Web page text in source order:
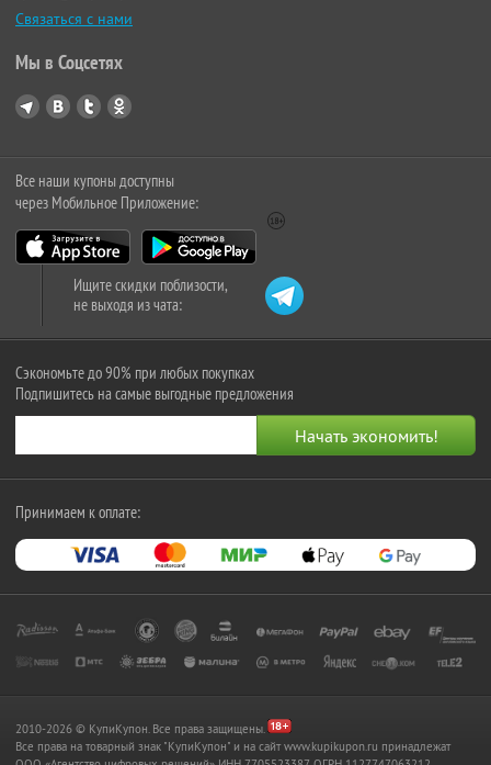
Связаться с нами
Мы в Соцсетях
Все наши купоны доступны
через Мобильное Приложение:
Ищите скидки поблизости,
не выходя из чата:
Сэкономьте до 90% при любых покупках
Подпишитесь на самые выгодные предложения
Принимаем к оплате:
2010-2026 © КупиКупон. Все права защищены.
Все права на товарный знак "КупиКупон" и на сайт www.kupikupon.ru принадлежат